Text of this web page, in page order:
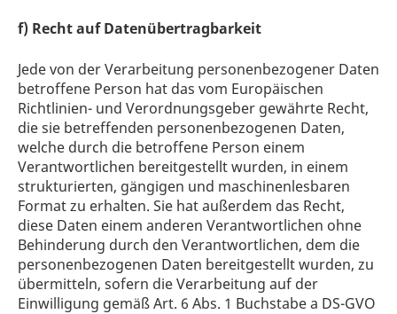
f) Recht auf Datenübertragbarkeit
Jede von der Verarbeitung personenbezogener Daten
betroffene Person hat das vom Europäischen
Richtlinien- und Verordnungsgeber gewährte Recht,
die sie betreffenden personenbezogenen Daten,
welche durch die betroffene Person einem
Verantwortlichen bereitgestellt wurden, in einem
strukturierten, gängigen und maschinenlesbaren
Format zu erhalten. Sie hat außerdem das Recht,
diese Daten einem anderen Verantwortlichen ohne
Behinderung durch den Verantwortlichen, dem die
personenbezogenen Daten bereitgestellt wurden, zu
übermitteln, sofern die Verarbeitung auf der
Einwilligung gemäß Art. 6 Abs. 1 Buchstabe a DS-GVO